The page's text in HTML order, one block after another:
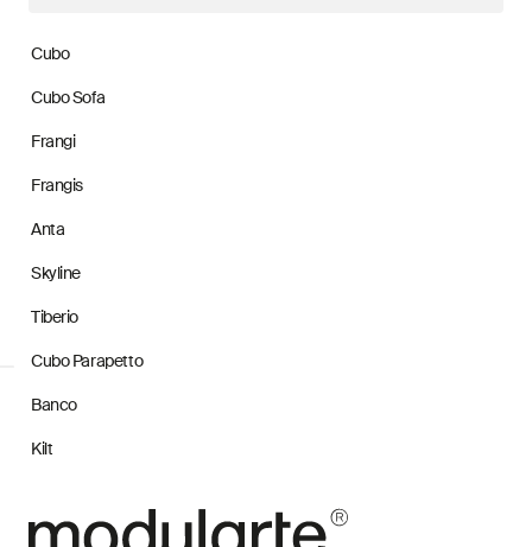
Cubo
Cubo Sofa
Frangi
Frangis
Anta
Skyline
Tiberio
Cubo Parapetto
Banco
Kilt